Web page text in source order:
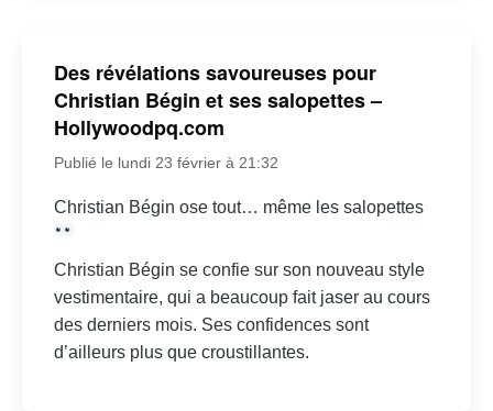
Des révélations savoureuses pour
Christian Bégin et ses salopettes –
Hollywoodpq.com
Publié le lundi 23 février à 21:32
Christian Bégin ose tout… même les salopettes
Christian Bégin se confie sur son nouveau style
vestimentaire, qui a beaucoup fait jaser au cours
des derniers mois. Ses confidences sont
d’ailleurs plus que croustillantes.